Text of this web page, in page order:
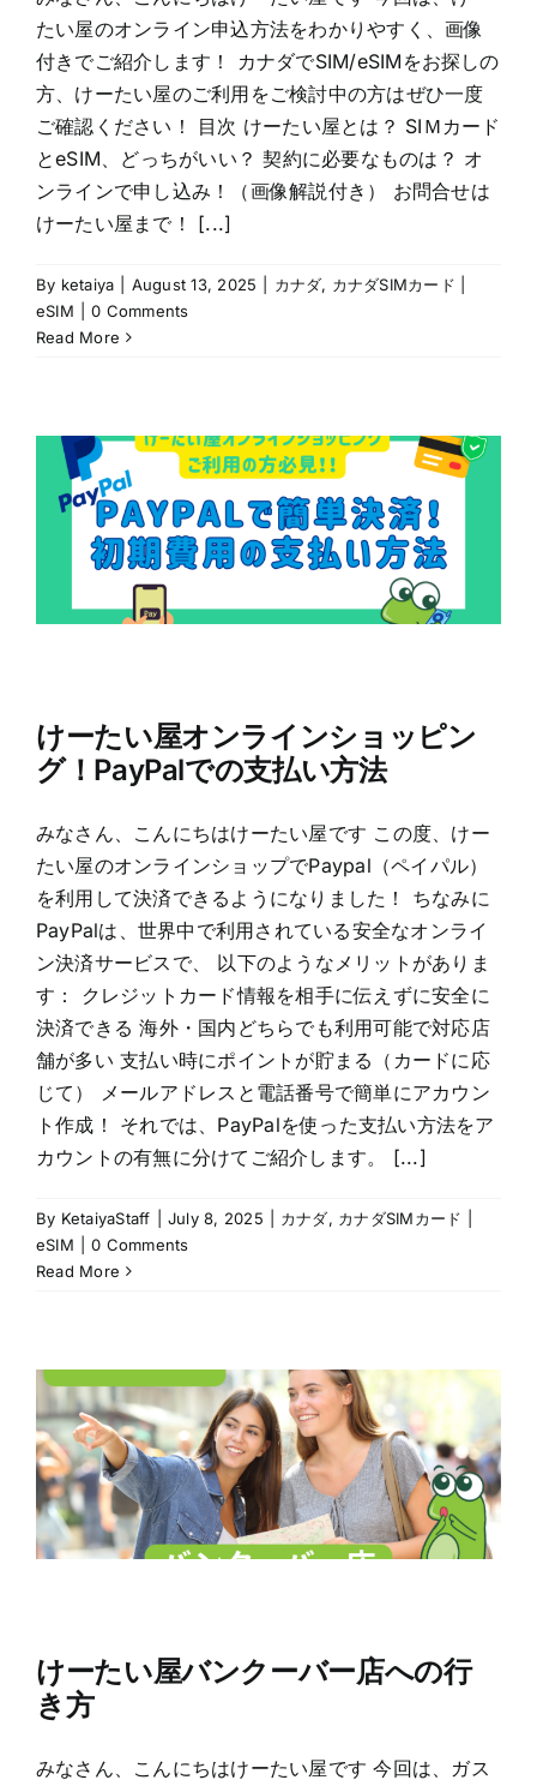
たい屋のオンライン申込方法をわかりやすく、画像
付きでご紹介します！ カナダでSIM/eSIMをお探しの
方、けーたい屋のご利用をご検討中の方はぜひ一度
ご確認ください！ 目次 けーたい屋とは？ SIＭカード
とeSIM、どっちがいい？ 契約に必要なものは？ オ
ンラインで申し込み！（画像解説付き） お問合せは
けーたい屋まで！ [...]
By ketaiya August 13, 2025 カナダ, カナダSIMカード |
eSIM
0 Comments
Read More
けーたい屋オンラインショッピン
グ！PayPalでの支払い方法
みなさん、こんにちはけーたい屋です この度、けー
たい屋のオンラインショップでPaypal（ペイパル）
を利用して決済できるようになりました！ ちなみに
PayPalは、世界中で利用されている安全なオンライ
ン決済サービスで、 以下のようなメリットがありま
す： クレジットカード情報を相手に伝えずに安全に
決済できる 海外・国内どちらでも利用可能で対応店
舗が多い 支払い時にポイントが貯まる（カードに応
じて） メールアドレスと電話番号で簡単にアカウン
ト作成！ それでは、PayPalを使った支払い方法をア
カウントの有無に分けてご紹介します。 [...]
By KetaiyaStaff July 8, 2025 カナダ, カナダSIMカード |
eSIM
0 Comments
Read More
けーたい屋バンクーバー店への行
き方
みなさん、こんにちはけーたい屋です 今回は、ガス